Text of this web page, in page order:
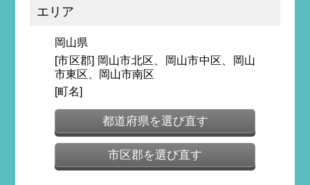
エリア
岡山県
[市区郡] 岡山市北区、岡山市中区、岡山
市東区、岡山市南区
[町名]
都道府県を選び直す
市区郡を選び直す